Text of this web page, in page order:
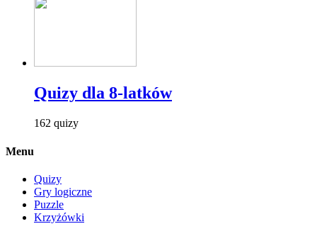
Quizy dla 8-latków
162 quizy
Menu
Quizy
Gry logiczne
Puzzle
Krzyżówki